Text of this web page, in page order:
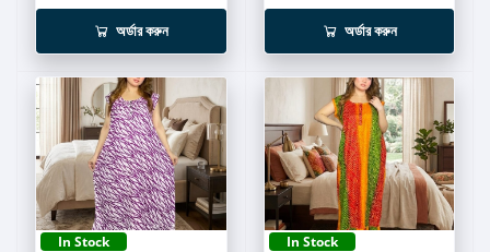
অর্ডার করুন অর্ডার করুন
In Stock In Stock